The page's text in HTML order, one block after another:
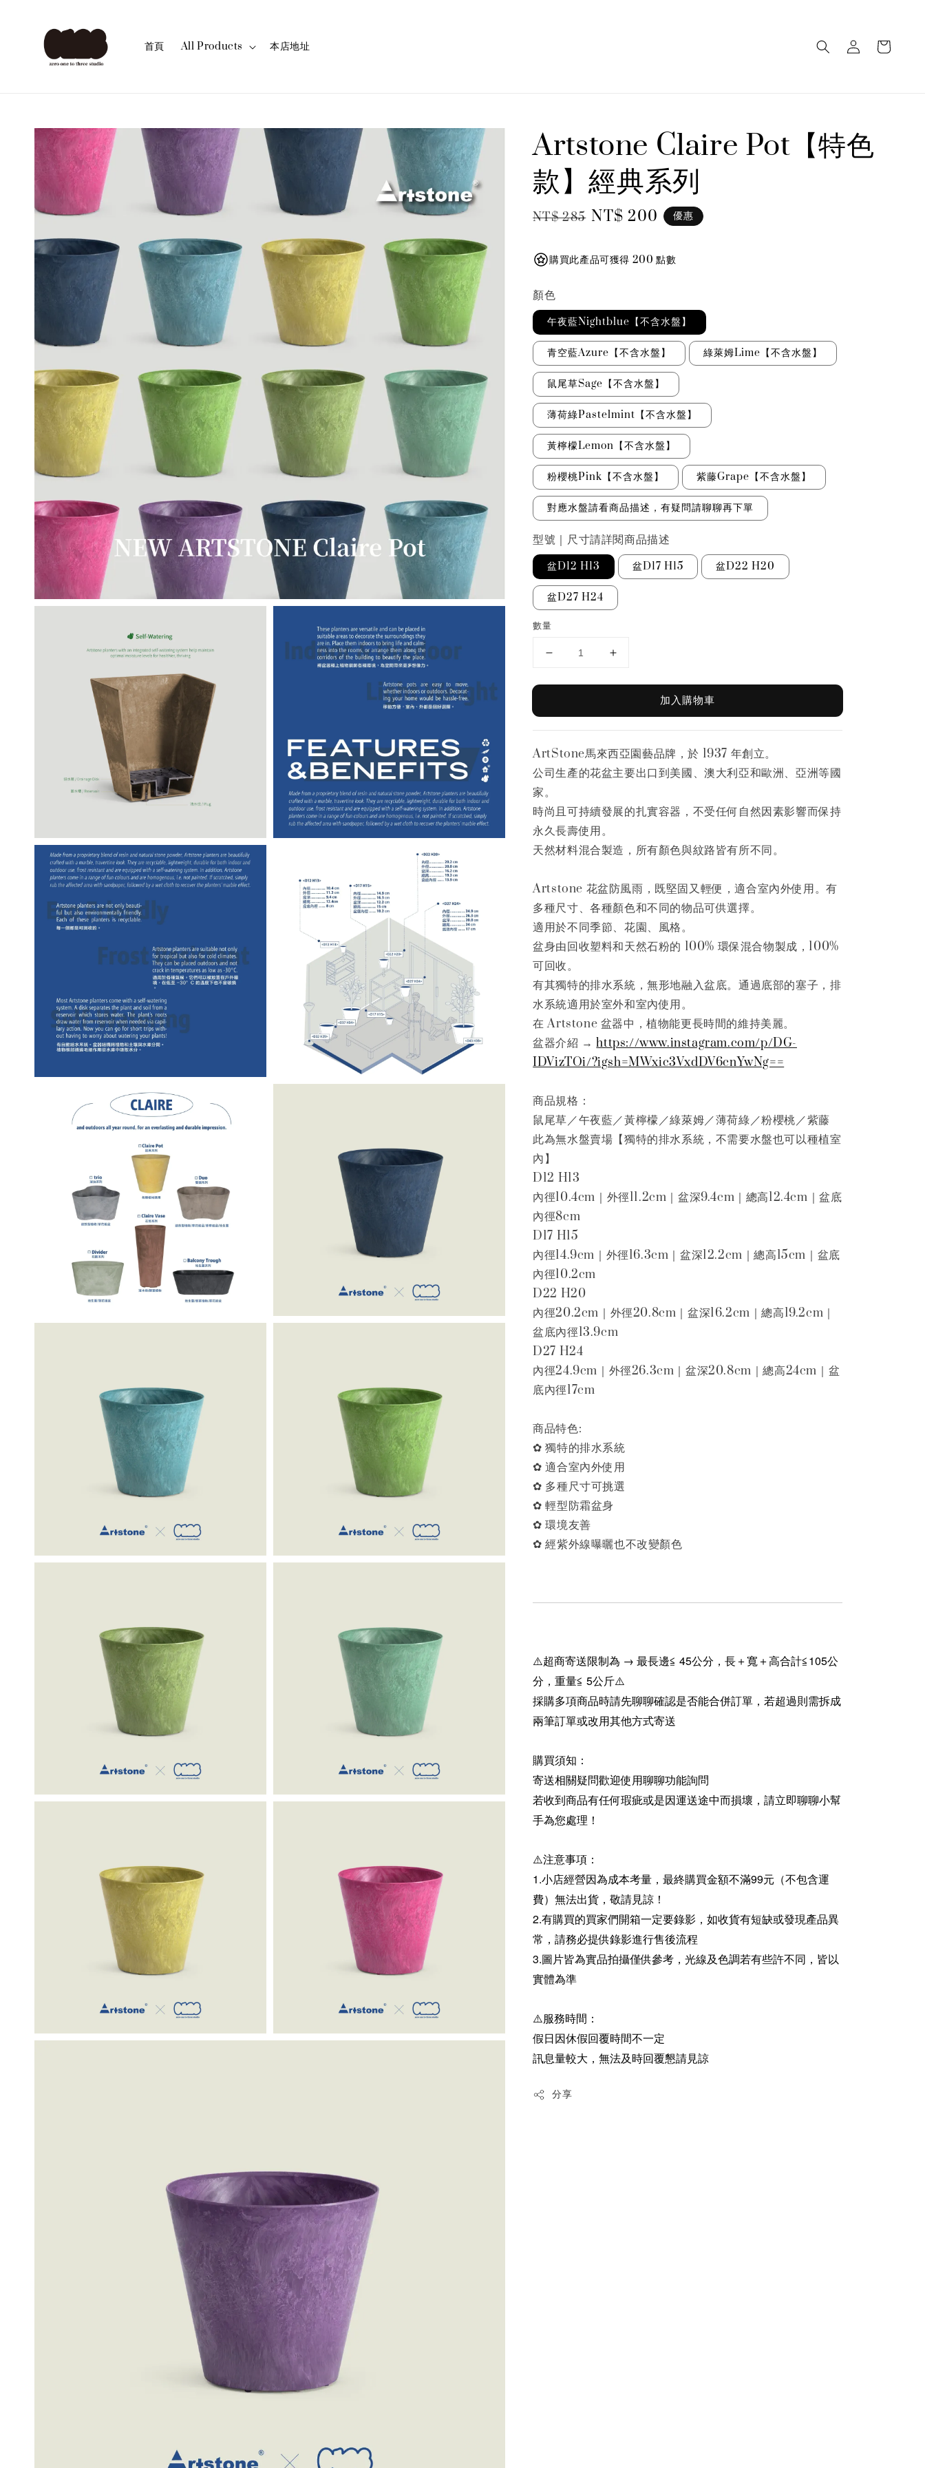
首頁 All Products 本店地址
Artstone Claire Pot【特色
款】經典系列
Regular
NT$ 285 Sale
NT$ 200 優惠
購買此產品可獲得 200 點數
顏色
午夜藍Nightblue【不含水盤】
青空藍Azure【不含水盤】 綠萊姆Lime【不含水盤】
鼠尾草Sage【不含水盤】
薄荷綠Pastelmint【不含水盤】
黃檸檬Lemon【不含水盤】
粉櫻桃Pink【不含水盤】 紫藤Grape【不含水盤】
對應水盤請看商品描述，有疑問請聊聊再下單
型號｜尺寸請詳閱商品描述
盆D12 H13 盆D17 H15 盆D22 H20
盆D27 H24
數量
加入購物車
ArtStone馬來西亞園藝品牌，於 1937 年創立。
公司生產的花盆主要出口到美國、澳大利亞和歐洲、亞洲等國
家。
時尚且可持續發展的扎實容器，不受任何自然因素影響而保持
永久長壽使用。
天然材料混合製造，所有顏色與紋路皆有所不同。
Artstone 花盆防風雨，既堅固又輕便，適合室內外使用。有
多種尺寸、各種顏色和不同的物品可供選擇。
適用於不同季節、花園、風格。
盆身由回收塑料和天然石粉的 100% 環保混合物製成，100%
可回收。
有其獨特的排水系統，無形地融入盆底。通過底部的塞子，排
水系統適用於室外和室內使用。
在 Artstone 盆器中，植物能更長時間的維持美麗。
盆器介紹 →https://www.instagram.com/p/DG-
IDVizTOi/?igsh=MWxic3VxdDV6cnYwNg==
商品規格：
鼠尾草／午夜藍／黃檸檬／綠萊姆／薄荷綠／粉櫻桃／紫藤
此為無水盤賣場【獨特的排水系統，不需要水盤也可以種植室
內】
D12 H13
內徑10.4cm｜外徑11.2cm｜盆深9.4cm｜總高12.4cm｜盆底
內徑8cm
D17 H15
內徑14.9cm｜外徑16.3cm｜盆深12.2cm｜總高15cm｜盆底
內徑10.2cm
D22 H20
內徑20.2cm｜外徑20.8cm｜盆深16.2cm｜總高19.2cm｜
盆底內徑13.9cm
D27 H24
內徑24.9cm｜外徑26.3cm｜盆深20.8cm｜總高24cm｜盆
底內徑17cm
商品特色:
✿ 獨特的排水系統
✿ 適合室內外使用
✿ 多種尺寸可挑選
✿ 輕型防霜盆身
✿ 環境友善
✿ 經紫外線曝曬也不改變顏色
⚠️超商寄送限制為 → 最長邊≦ 45公分，長＋寬＋高合計≦105公
分，重量≦ 5公斤⚠️
採購多項商品時請先聊聊確認是否能合併訂單，若超過則需拆成
兩筆訂單或改用其他方式寄送
購買須知：
寄送相關疑問歡迎使用聊聊功能詢問
若收到商品有任何瑕疵或是因運送途中而損壞，請立即聊聊小幫
手為您處理！
⚠️注意事項：
1.小店經營因為成本考量，最終購買金額不滿99元（不包含運
費）無法出貨，敬請見諒！
2.有購買的買家們開箱一定要錄影，如收貨有短缺或發現產品異
常，請務必提供錄影進行售後流程
3.圖片皆為實品拍攝僅供參考，光線及色調若有些許不同，皆以
實體為準
⚠️服務時間：
假日因休假回覆時間不一定
訊息量較大，無法及時回覆懇請見諒
分享